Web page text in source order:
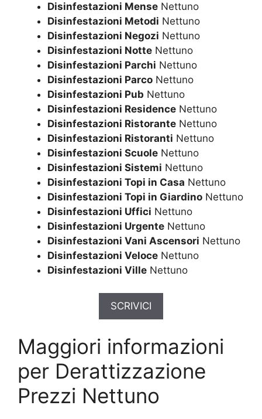
Disinfestazioni Mense Nettuno
Disinfestazioni Metodi Nettuno
Disinfestazioni Negozi Nettuno
Disinfestazioni Notte Nettuno
Disinfestazioni Parchi Nettuno
Disinfestazioni Parco Nettuno
Disinfestazioni Pub Nettuno
Disinfestazioni Residence Nettuno
Disinfestazioni Ristorante Nettuno
Disinfestazioni Ristoranti Nettuno
Disinfestazioni Scuole Nettuno
Disinfestazioni Sistemi Nettuno
Disinfestazioni Topi in Casa Nettuno
Disinfestazioni Topi in Giardino Nettuno
Disinfestazioni Uffici Nettuno
Disinfestazioni Urgente Nettuno
Disinfestazioni Vani Ascensori Nettuno
Disinfestazioni Veloce Nettuno
Disinfestazioni Ville Nettuno
SCRIVICI
Maggiori informazioni
per Derattizzazione
Prezzi Nettuno